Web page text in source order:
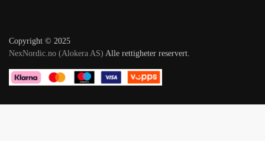
Copyright © 2025
NexNordic.no (Alokera AS) Alle rettigheter reservert.